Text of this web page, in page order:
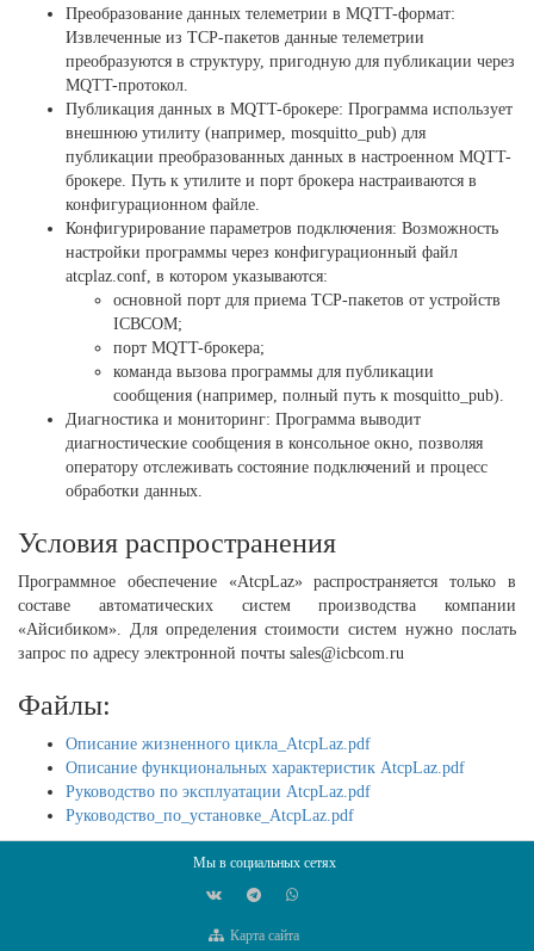
Преобразование данных телеметрии в MQTT-формат:
Извлеченные из TCP-пакетов данные телеметрии
преобразуются в структуру, пригодную для публикации через
MQTT-протокол.
Публикация данных в MQTT-брокере: Программа использует
внешнюю утилиту (например, mosquitto_pub) для
публикации преобразованных данных в настроенном MQTT-
брокере. Путь к утилите и порт брокера настраиваются в
конфигурационном файле.
Конфигурирование параметров подключения: Возможность
настройки программы через конфигурационный файл
atcplaz.conf, в котором указываются:
основной порт для приема TCP-пакетов от устройств
ICBCOM;
порт MQTT-брокера;
команда вызова программы для публикации
сообщения (например, полный путь к mosquitto_pub).
Диагностика и мониторинг: Программа выводит
диагностические сообщения в консольное окно, позволяя
оператору отслеживать состояние подключений и процесс
обработки данных.
Условия распространения
Программное обеспечение «AtcpLaz» распространяется только в
составе автоматических систем производства компании
«Айсибиком». Для определения стоимости систем нужно послать
запрос по адресу электронной почты sales@icbcom.ru
Файлы:
Описание жизненного цикла_AtcpLaz.pdf
Описание функциональных характеристик AtcpLaz.pdf
Руководство по эксплуатации AtcpLaz.pdf
Руководство_по_установке_AtcpLaz.pdf
Мы в социальных сетях
Карта сайта